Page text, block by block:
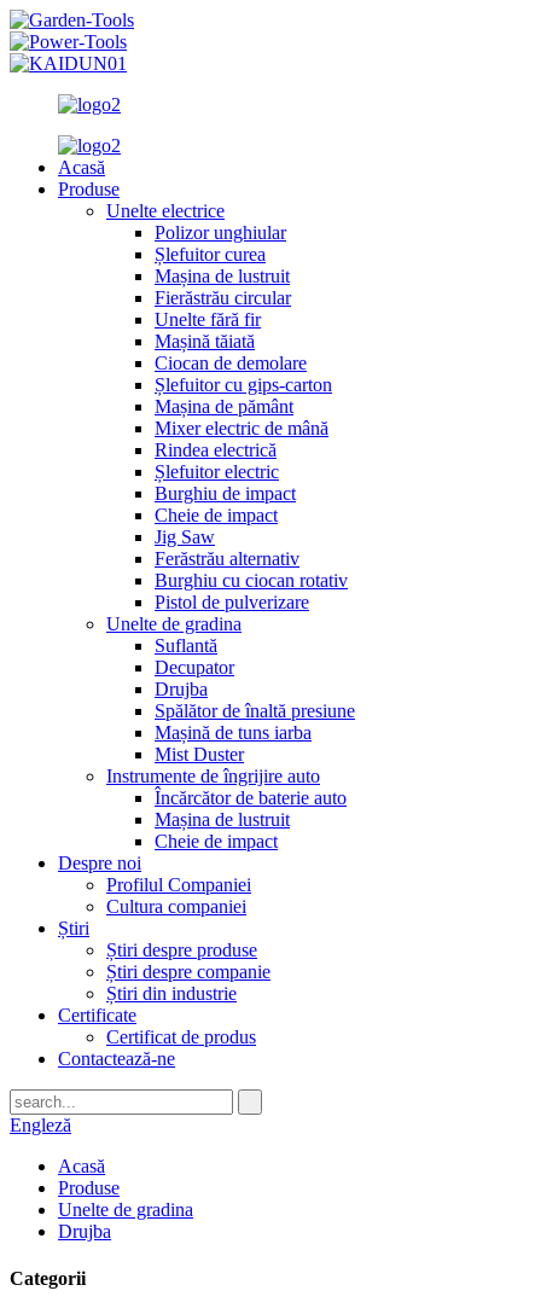
Acasă
Produse
Unelte electrice
Polizor unghiular
Șlefuitor curea
Mașina de lustruit
Fierăstrău circular
Unelte fără fir
Mașină tăiată
Ciocan de demolare
Șlefuitor cu gips-carton
Mașina de pământ
Mixer electric de mână
Rindea electrică
Șlefuitor electric
Burghiu de impact
Cheie de impact
Jig Saw
Ferăstrău alternativ
Burghiu cu ciocan rotativ
Pistol de pulverizare
Unelte de gradina
Suflantă
Decupator
Drujba
Spălător de înaltă presiune
Mașină de tuns iarba
Mist Duster
Instrumente de îngrijire auto
Încărcător de baterie auto
Mașina de lustruit
Cheie de impact
Despre noi
Profilul Companiei
Cultura companiei
Știri
Știri despre produse
Știri despre companie
Știri din industrie
Certificate
Certificat de produs
Contactează-ne
Engleză
Acasă
Produse
Unelte de gradina
Drujba
Categorii